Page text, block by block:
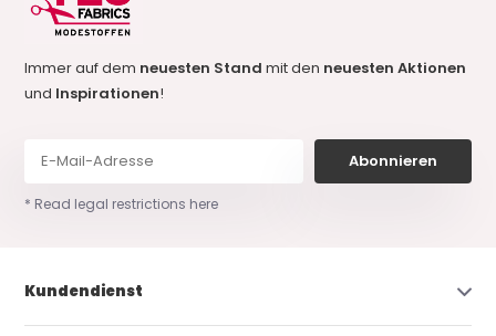
Immer auf dem neuesten Standmit den neuesten Aktionen
und Inspirationen!
Abonnieren
* Read legal restrictions here
Kundendienst